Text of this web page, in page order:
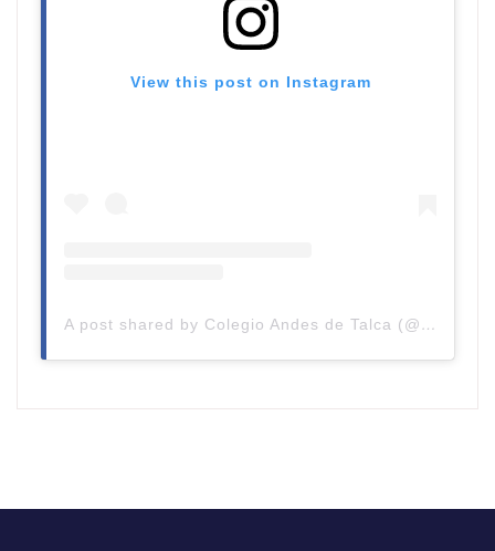
View this post on Instagram
A post shared by Colegio Andes de Talca (@colegioandestalca)